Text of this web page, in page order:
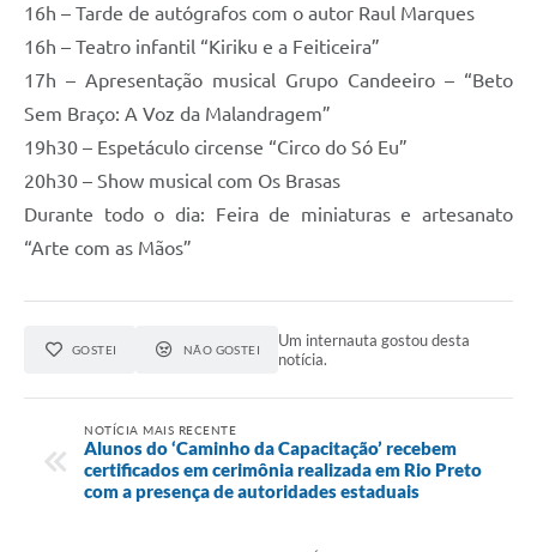
16h – Tarde de autógrafos com o autor Raul Marques
16h – Teatro infantil “Kiriku e a Feiticeira”
17h – Apresentação musical Grupo Candeeiro – “Beto
Sem Braço: A Voz da Malandragem”
19h30 – Espetáculo circense “Circo do Só Eu”
20h30 – Show musical com Os Brasas
Durante todo o dia: Feira de miniaturas e artesanato
“Arte com as Mãos”
GOSTEI NÃO GOSTEI
Um internauta gostou desta
notícia.
NOTÍCIA MAIS RECENTE
Alunos do ‘Caminho da Capacitação’ recebem
certificados em cerimônia realizada em Rio Preto
com a presença de autoridades estaduais